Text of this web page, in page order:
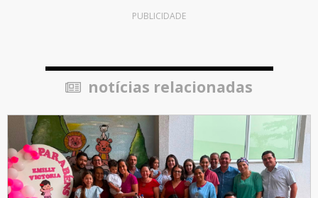
PUBLICIDADE
notícias relacionadas